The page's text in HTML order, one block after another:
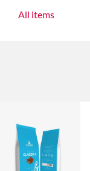
All items